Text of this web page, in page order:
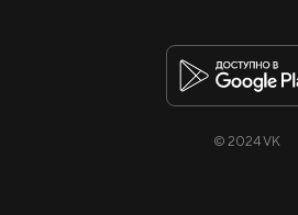
© 2024 VK